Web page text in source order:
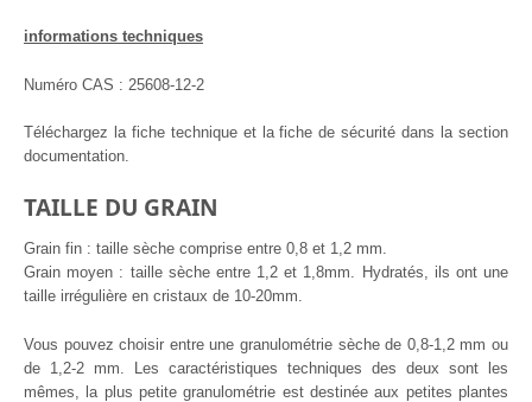
informations techniques
Numéro CAS : 25608-12-2
Téléchargez la fiche technique et la fiche de sécurité dans la section
documentation.
TAILLE DU GRAIN
Grain fin : taille sèche comprise entre 0,8 et 1,2 mm.
Grain moyen : taille sèche entre 1,2 et 1,8mm. Hydratés, ils ont une
taille irrégulière en cristaux de 10-20mm.
Vous pouvez choisir entre une granulométrie sèche de 0,8-1,2 mm ou
de 1,2-2 mm. Les caractéristiques techniques des deux sont les
mêmes, la plus petite granulométrie est destinée aux petites plantes